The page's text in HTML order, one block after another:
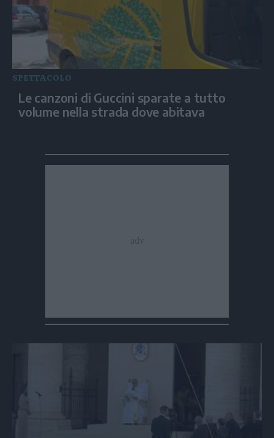
SPETTACOLO
Le canzoni di Guccini sparate a tutto
volume nella strada dove abitava